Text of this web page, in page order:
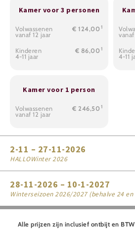
Kamer voor 3 personen
Volwassenen
vanaf 12 jaar
€ 124,001
Kinderen
4-11 jaar
€ 86,001
vanaf
4-11
Kamer voor 1 person
Volwassenen
vanaf 12 jaar
€ 246,501
2-11 – 27-11-2026
HALLOWinter 2026
28-11-2026 – 10-1-2027
Winterseizoen 2026/2027 (behalve 24 en
Alle prijzen zijn inclusief ontbijt en BTW